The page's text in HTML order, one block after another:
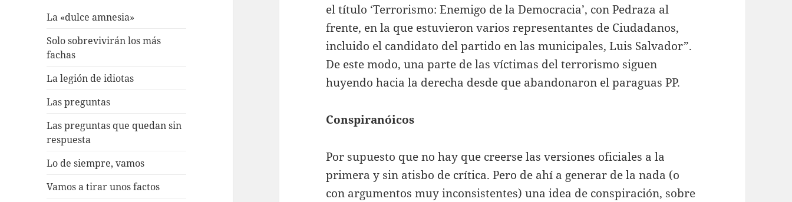
La «dulce amnesia»
Solo sobrevivirán los más
fachas
La legión de idiotas
Las preguntas
Las preguntas que quedan sin
respuesta
Lo de siempre, vamos
Vamos a tirar unos factos
el título ‘Terrorismo: Enemigo de la Democracia’, con Pedraza al
frente, en la que estuvieron varios representantes de Ciudadanos,
incluido el candidato del partido en las municipales, Luis Salvador”.
De este modo, una parte de las víctimas del terrorismo siguen
huyendo hacia la derecha desde que abandonaron el paraguas PP.
Conspiranóicos
Por supuesto que no hay que creerse las versiones oficiales a la
primera y sin atisbo de crítica. Pero de ahí a generar de la nada (o
con argumentos muy inconsistentes) una idea de conspiración, sobre